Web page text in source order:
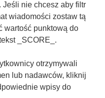
Jeśli nie chcesz aby filtr
wiadomości zostaw tą
wartość punktową do
_SCORE_.
otrzymywali
lub nadawców, kliknij
wpisy do